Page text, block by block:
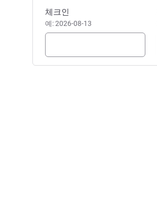
이 호텔 예약하기
체크인
예: 2026-08-13